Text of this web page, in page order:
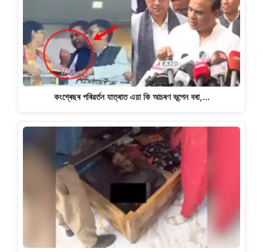
কংগ্ৰেছৰ পৰিৱৰ্তন যাত্ৰাত এয়া কি আচৰণ ভূপেন বৰা,…